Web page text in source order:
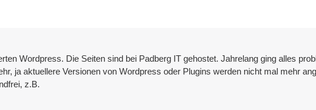
Wordpress. Die Seiten sind bei Padberg IT gehostet. Jahrelang ging alles
ja aktuellere Versionen von Wordpress oder Plugins werden nicht mal mehr
z.B.